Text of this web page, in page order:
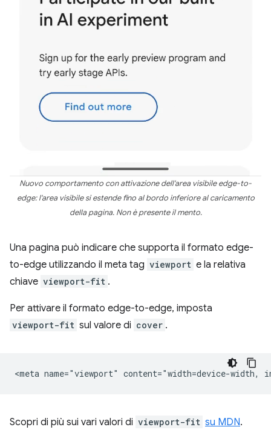
Nuovo comportamento con attivazione dell'area visibile edge-to-
edge: l'area visibile si estende fino al bordo inferiore al caricamento
della pagina. Non è presente il mento.
Una pagina può indicare che supporta il formato edge-
to-edge utilizzando il meta tag viewport e la relativa
chiave viewport-fit .
Per attivare il formato edge-to-edge, imposta
viewport-fit sul valore di cover .
Scopri di più sui vari valori di viewport-fit su MDN.